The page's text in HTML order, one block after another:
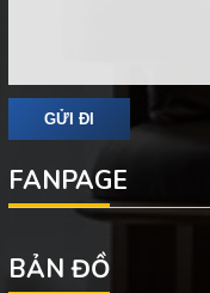
FANPAGE
BẢN ĐỒ